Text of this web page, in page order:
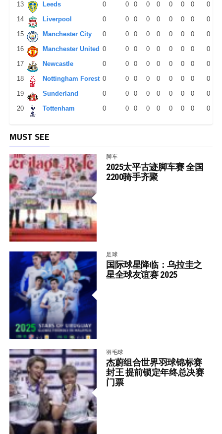
13 Leeds 0 0 0 0 0 0 0 0
0
14
Liverpool 0 0 0 0 0 0 0 0
0
15
Manchester City 0 0 0 0 0 0 0 0
0
16
Manchester United 0 0 0 0 0 0 0 0
0
17
Newcastle 0 0 0 0 0 0 0 0
0
18
Nottingham Forest 0 0 0 0 0 0 0 0
0
19
Sunderland 0 0 0 0 0 0 0 0
0
20
Tottenham 0 0 0 0 0 0 0 0 0
MUST SEE
脚车
2025太平古迹脚车赛 全国
2200骑手齐聚
足球
国际球星降临：乌拉圭之
星全球友谊赛 2025
羽毛球
杰蔚组合世界羽球锦标赛
封王 提前锁定年终总决赛
门票